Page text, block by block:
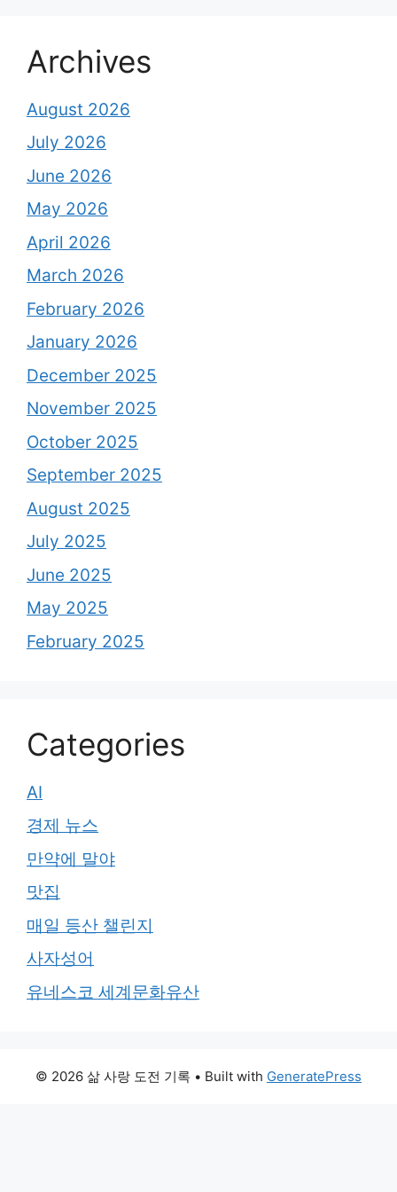
Archives
August 2026
July 2026
June 2026
May 2026
April 2026
March 2026
February 2026
January 2026
December 2025
November 2025
October 2025
September 2025
August 2025
July 2025
June 2025
May 2025
February 2025
Categories
AI
경제 뉴스
만약에 말야
맛집
매일 등산 챌린지
사자성어
유네스코 세계문화유산
© 2026 삶 사랑 도전 기록 • Built with GeneratePress